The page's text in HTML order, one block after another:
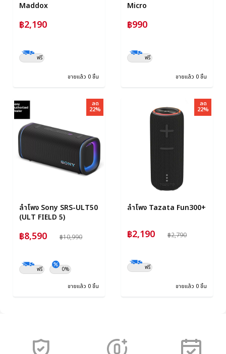
Maddox
฿2,190
ฟรี
ขายแล้ว 0 ชิ้น
Micro
฿990
ฟรี
ขายแล้ว 0 ชิ้น
ลด
22%
ลำโพง Sony SRS-ULT50
(ULT FIELD 5)
฿8,590 ฿10,990
ฟรี 0%
ขายแล้ว 0 ชิ้น
ลด
22%
ลำโพง Tazata Fun300+
฿2,190 ฿2,790
ฟรี
ขายแล้ว 0 ชิ้น